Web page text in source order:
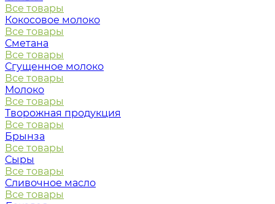
Все товары
Кокосовое молоко
Все товары
Сметана
Все товары
Сгущенное молоко
Все товары
Молоко
Все товары
Творожная продукция
Все товары
Брынза
Все товары
Сыры
Все товары
Сливочное масло
Все товары